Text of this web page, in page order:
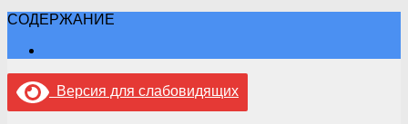
СОДЕРЖАНИЕ
Версия для слабовидящих